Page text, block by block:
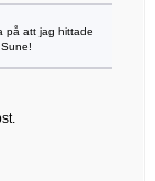
på att jag hittade